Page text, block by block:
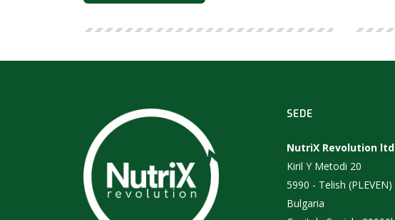
SEDE
NutriX Revolution ltd
Kiril Y Metodi 20
5990 - Telish (PLEVEN)
Bulgaria